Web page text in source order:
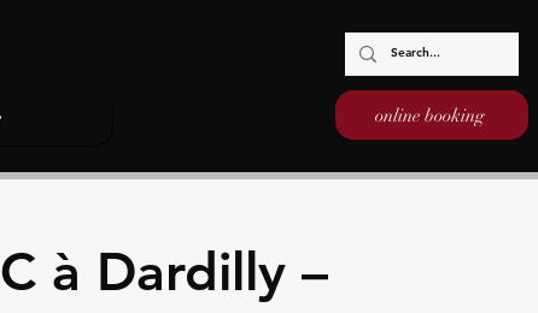
online booking
à Dardilly –